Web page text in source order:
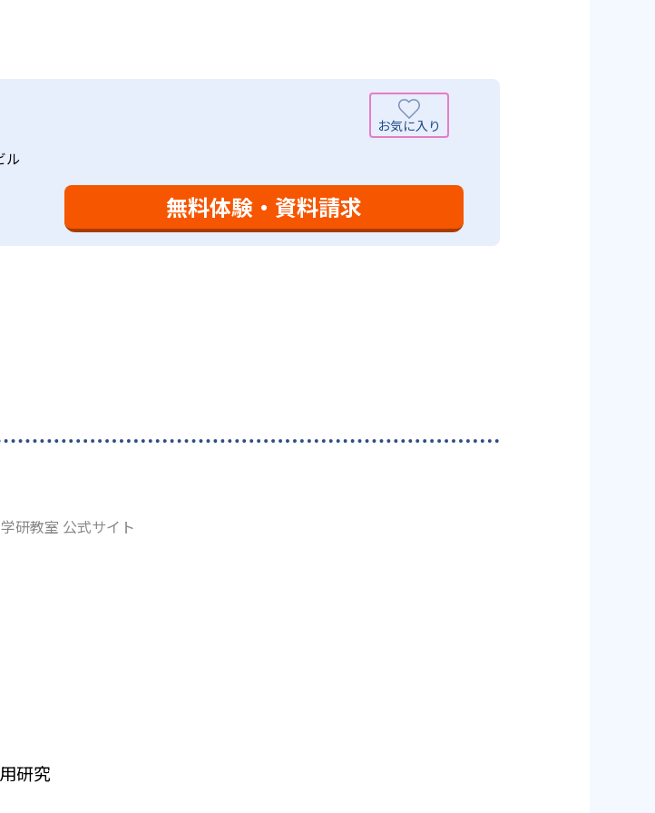
、生徒によっては物足りなく感じる可能性がある点だろう。相性が気
ル
無料体験・資料請求
研教室 公式サイト
研究